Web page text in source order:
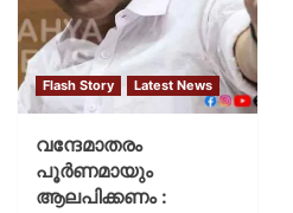
Flash Story Latest News
വന്ദേമാതരം
പൂര്‍ണമായും
ആലപിക്കണം :